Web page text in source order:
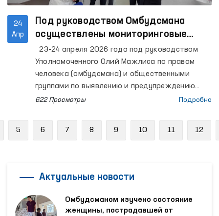
24
Апр
Под руководством Омбудсмана
осуществлены мониторинговые
визиты в ряд закрытые учреждения
Республики Каракалпакстан.
23-24 апреля 2026 года под руководством
Уполномоченного Олий Мажлиса по правам
человека (омбудсмана) и общественными
группами по выявлению и предупреждению
случаев пыток осуществлены мониторинговые
622 Просмотры Подробно
5 6 7 8 9 10 11 12
Актуальные новости
Омбудсманом изучено состояние
женщины, пострадавшей от